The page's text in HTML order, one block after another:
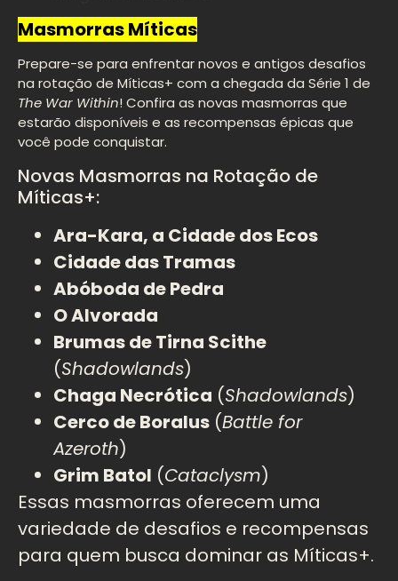
Masmorras Míticas
Prepare-se para enfrentar novos e antigos desafios
na rotação de Míticas+ com a chegada da Série 1 de
The War Within! Confira as novas masmorras que
estarão disponíveis e as recompensas épicas que
você pode conquistar.
Novas Masmorras na Rotação de
Míticas+:
Ara-Kara, a Cidade dos Ecos
Cidade das Tramas
Abóboda de Pedra
O Alvorada
Brumas de Tirna Scithe
(Shadowlands)
Chaga Necrótica (Shadowlands)
Cerco de Boralus (Battle for
Azeroth)
Grim Batol (Cataclysm)
Essas masmorras oferecem uma
variedade de desafios e recompensas
para quem busca dominar as Míticas+.